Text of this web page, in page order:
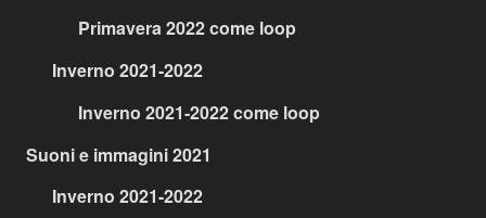
Primavera 2022 come loop
Inverno 2021-2022
Inverno 2021-2022 come loop
Suoni e immagini 2021
Inverno 2021-2022